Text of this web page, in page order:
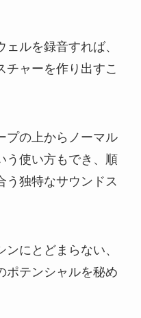
ルを録音すれば、
チャーを作り出すこ
プの上からノーマル
う使い方もでき、順
う独特なサウンドス
にとどまらない、
ポテンシャルを秘め